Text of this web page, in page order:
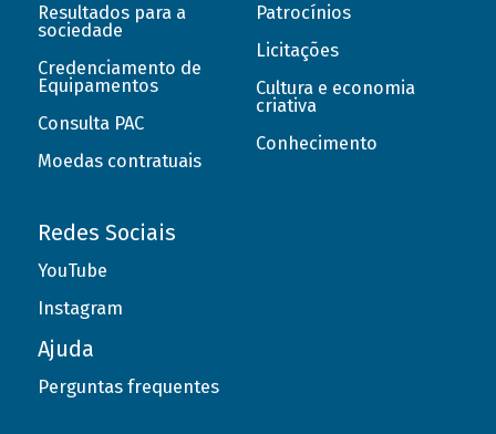
Resultados para a
sociedade
Credenciamento de
Equipamentos
Consulta PAC
Moedas contratuais
Patrocínios
Licitações
Cultura e economia
criativa
Conhecimento
Redes Sociais
YouTube
Instagram
Ajuda
Perguntas frequentes